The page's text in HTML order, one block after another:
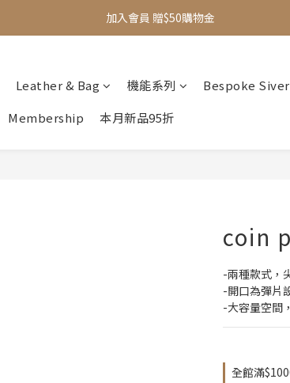
全館滿$1000即享免運
加入會員 贈$50購物金
全館滿$1000即享免運
Leather & Bag 機能系列
Bespoke
Membership 本月新品95折
coin
-兩種款式，
-開口為彈片
-大容量空間
全館滿